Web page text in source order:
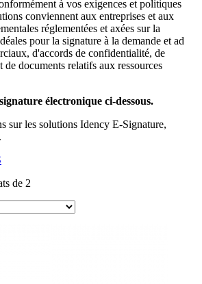
à vos exigences et politiques
conviennent aux entreprises et aux
réglementées et axées sur la
pour la signature à la demande et ad
d'accords de confidentialité, de
documents relatifs aux ressources
électronique ci-dessous.
sur les solutions Idency E-Signature,
de 2